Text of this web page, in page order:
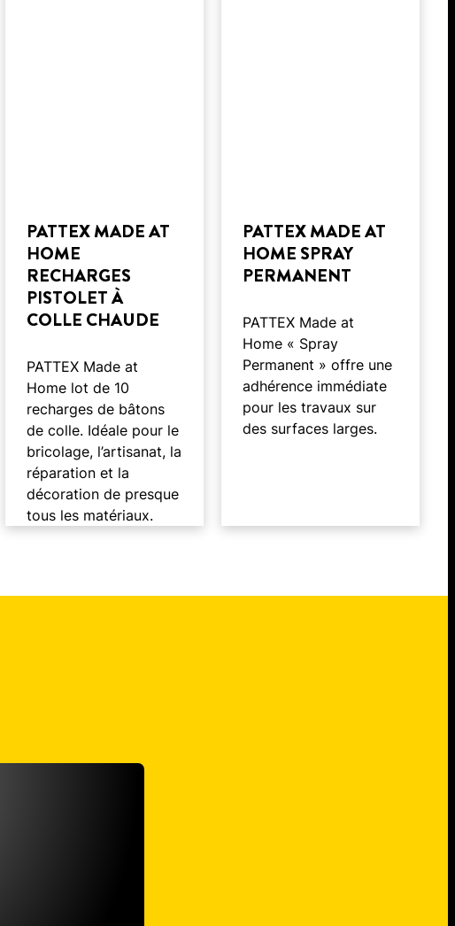
PATTEX MADE AT
HOME
RECHARGES
PISTOLET À
COLLE CHAUDE
PATTEX Made at
Home lot de 10
recharges de bâtons
de colle. Idéale pour le
bricolage, l’artisanat, la
réparation et la
décoration de presque
tous les matériaux.
PATTEX MADE AT
HOME SPRAY
PERMANENT
PATTEX Made at
Home « Spray
Permanent » offre une
adhérence immédiate
pour les travaux sur
des surfaces larges.